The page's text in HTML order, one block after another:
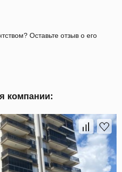
Оставьте отзыв о его
компании: